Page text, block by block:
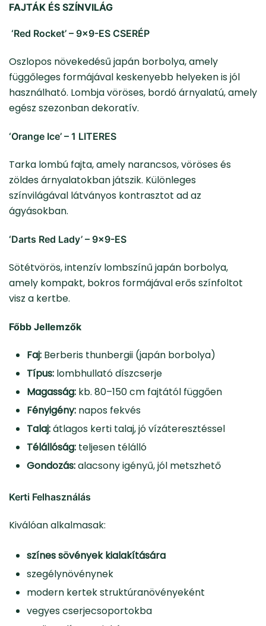
FAJTÁK ÉS SZÍNVILÁG
‘Red Rocket’ – 9×9-ES CSERÉP
Oszlopos növekedésű japán borbolya, amely
függőleges formájával keskenyebb helyeken is jól
használható. Lombja vöröses, bordó árnyalatú, amely
egész szezonban dekoratív.
‘Orange Ice’ – 1 LITERES
Tarka lombú fajta, amely narancsos, vöröses és
zöldes árnyalatokban játszik. Különleges
színvilágával látványos kontrasztot ad az
ágyásokban.
‘Darts Red Lady’ – 9×9-ES
Sötétvörös, intenzív lombszínű japán borbolya,
amely kompakt, bokros formájával erős színfoltot
visz a kertbe.
Főbb Jellemzők
Faj: Berberis thunbergii (japán borbolya)
Típus: lombhullató díszcserje
Magasság: kb. 80–150 cm fajtától függően
Fényigény: napos fekvés
Talaj:átlagos kerti talaj, jó vízáteresztéssel
Télállóság: teljesen télálló
Gondozás:alacsony igényű, jól metszhető
Kerti Felhasználás
Kiválóan alkalmasak:
színes sövények kialakítására
szegélynövénynek
modern kertek struktúranövényeként
vegyes cserjecsoportokba